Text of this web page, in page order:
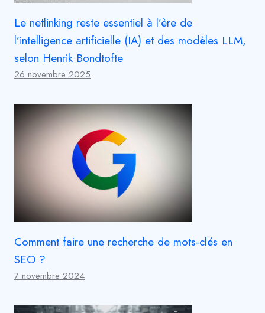
Le netlinking reste essentiel à l’ère de
l’intelligence artificielle (IA) et des modèles LLM,
selon Henrik Bondtofte
26 novembre 2025
Comment faire une recherche de mots-clés en
SEO ?
7 novembre 2024